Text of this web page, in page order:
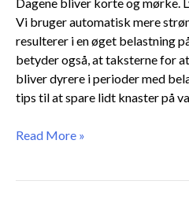
Vi bruger automatisk mere
resulterer i en øget belastning
betyder også, at taksterne for
bliver dyrere i perioder med
tips til at spare lidt knaster på
Read More »